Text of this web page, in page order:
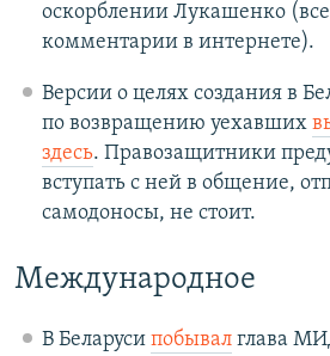
оскорблении Лукашенко (все
комментарии в интернете).
Версии о целях создания в
по возвращению уехавших
здесь. Правозащитники
вступать с ней в общение,
самодоносы, не стоит.
Международное
В Беларуси побывалглава